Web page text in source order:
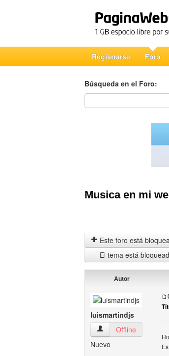
Registrarse Foro
Búsqueda en el Foro:
Búsqueda en el Foro
Musica en mi
Este foro está
El tema está
Autor
luismartindjs
luismartindjs Ver perfil
Offline
Nuevo